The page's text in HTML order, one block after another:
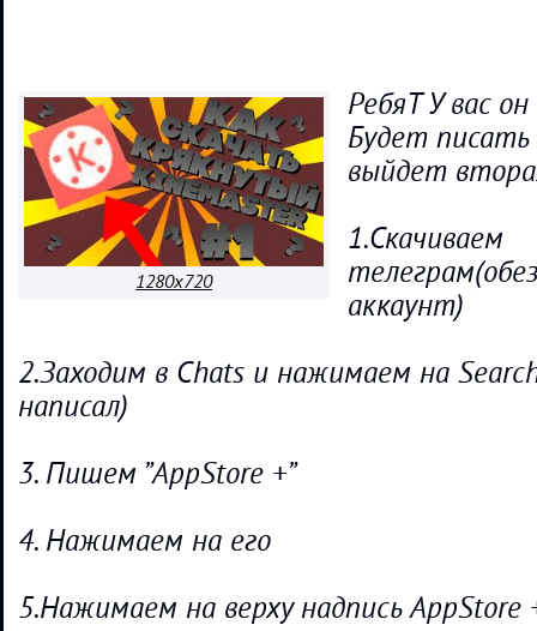
1280x720
РебяТ У вас
Будет писать
выйдет
1.Скачиваем
аккаунт)
2.Заходим в Chats и нажимаем на
написал)
3. Пишем ”AppStore +”
4. Нажимаем на его
5.Нажимаем на верху надпись AppStore